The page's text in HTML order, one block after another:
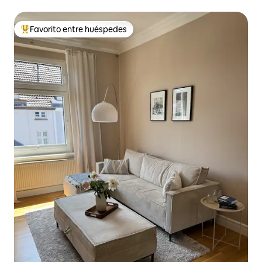
Favorito entre huéspedes preferido
Favorito entre huéspedes